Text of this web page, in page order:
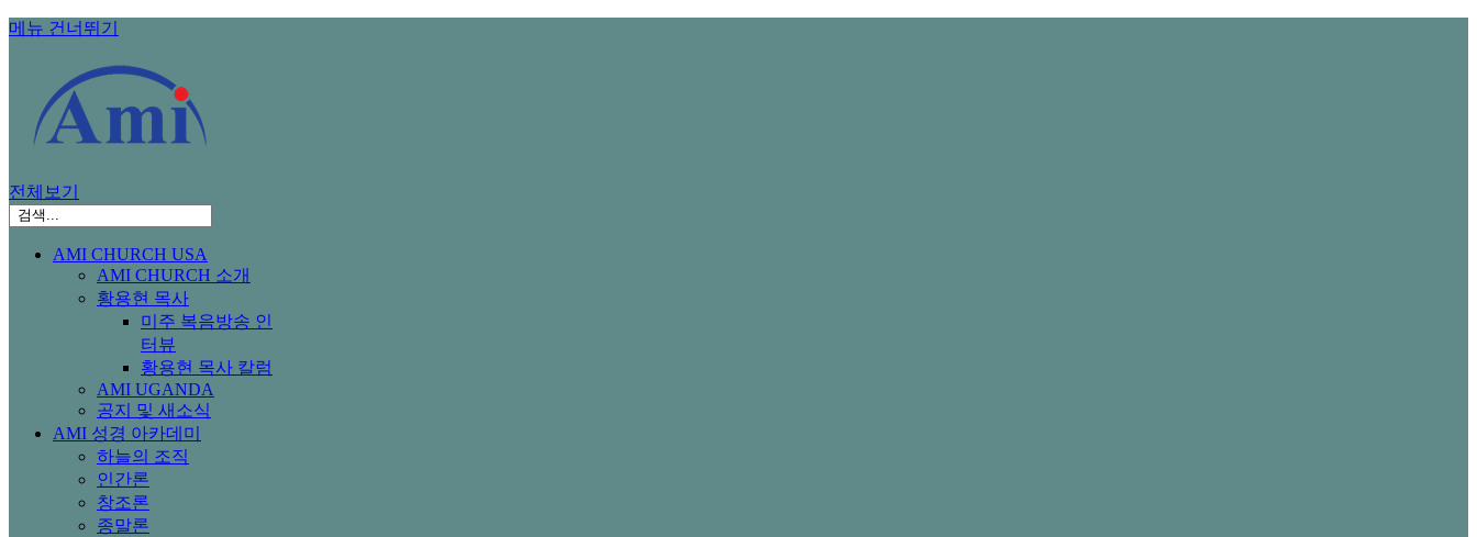
메뉴 건너뛰기
전체보기
AMI CHURCH USA
AMI CHURCH 소개
황용현 목사
미주 복음방송 인
터뷰
황용현 목사 칼럼
AMI UGANDA
공지 및 새소식
AMI 성경 아카데미
하늘의 조직
인간론
창조론
종말론